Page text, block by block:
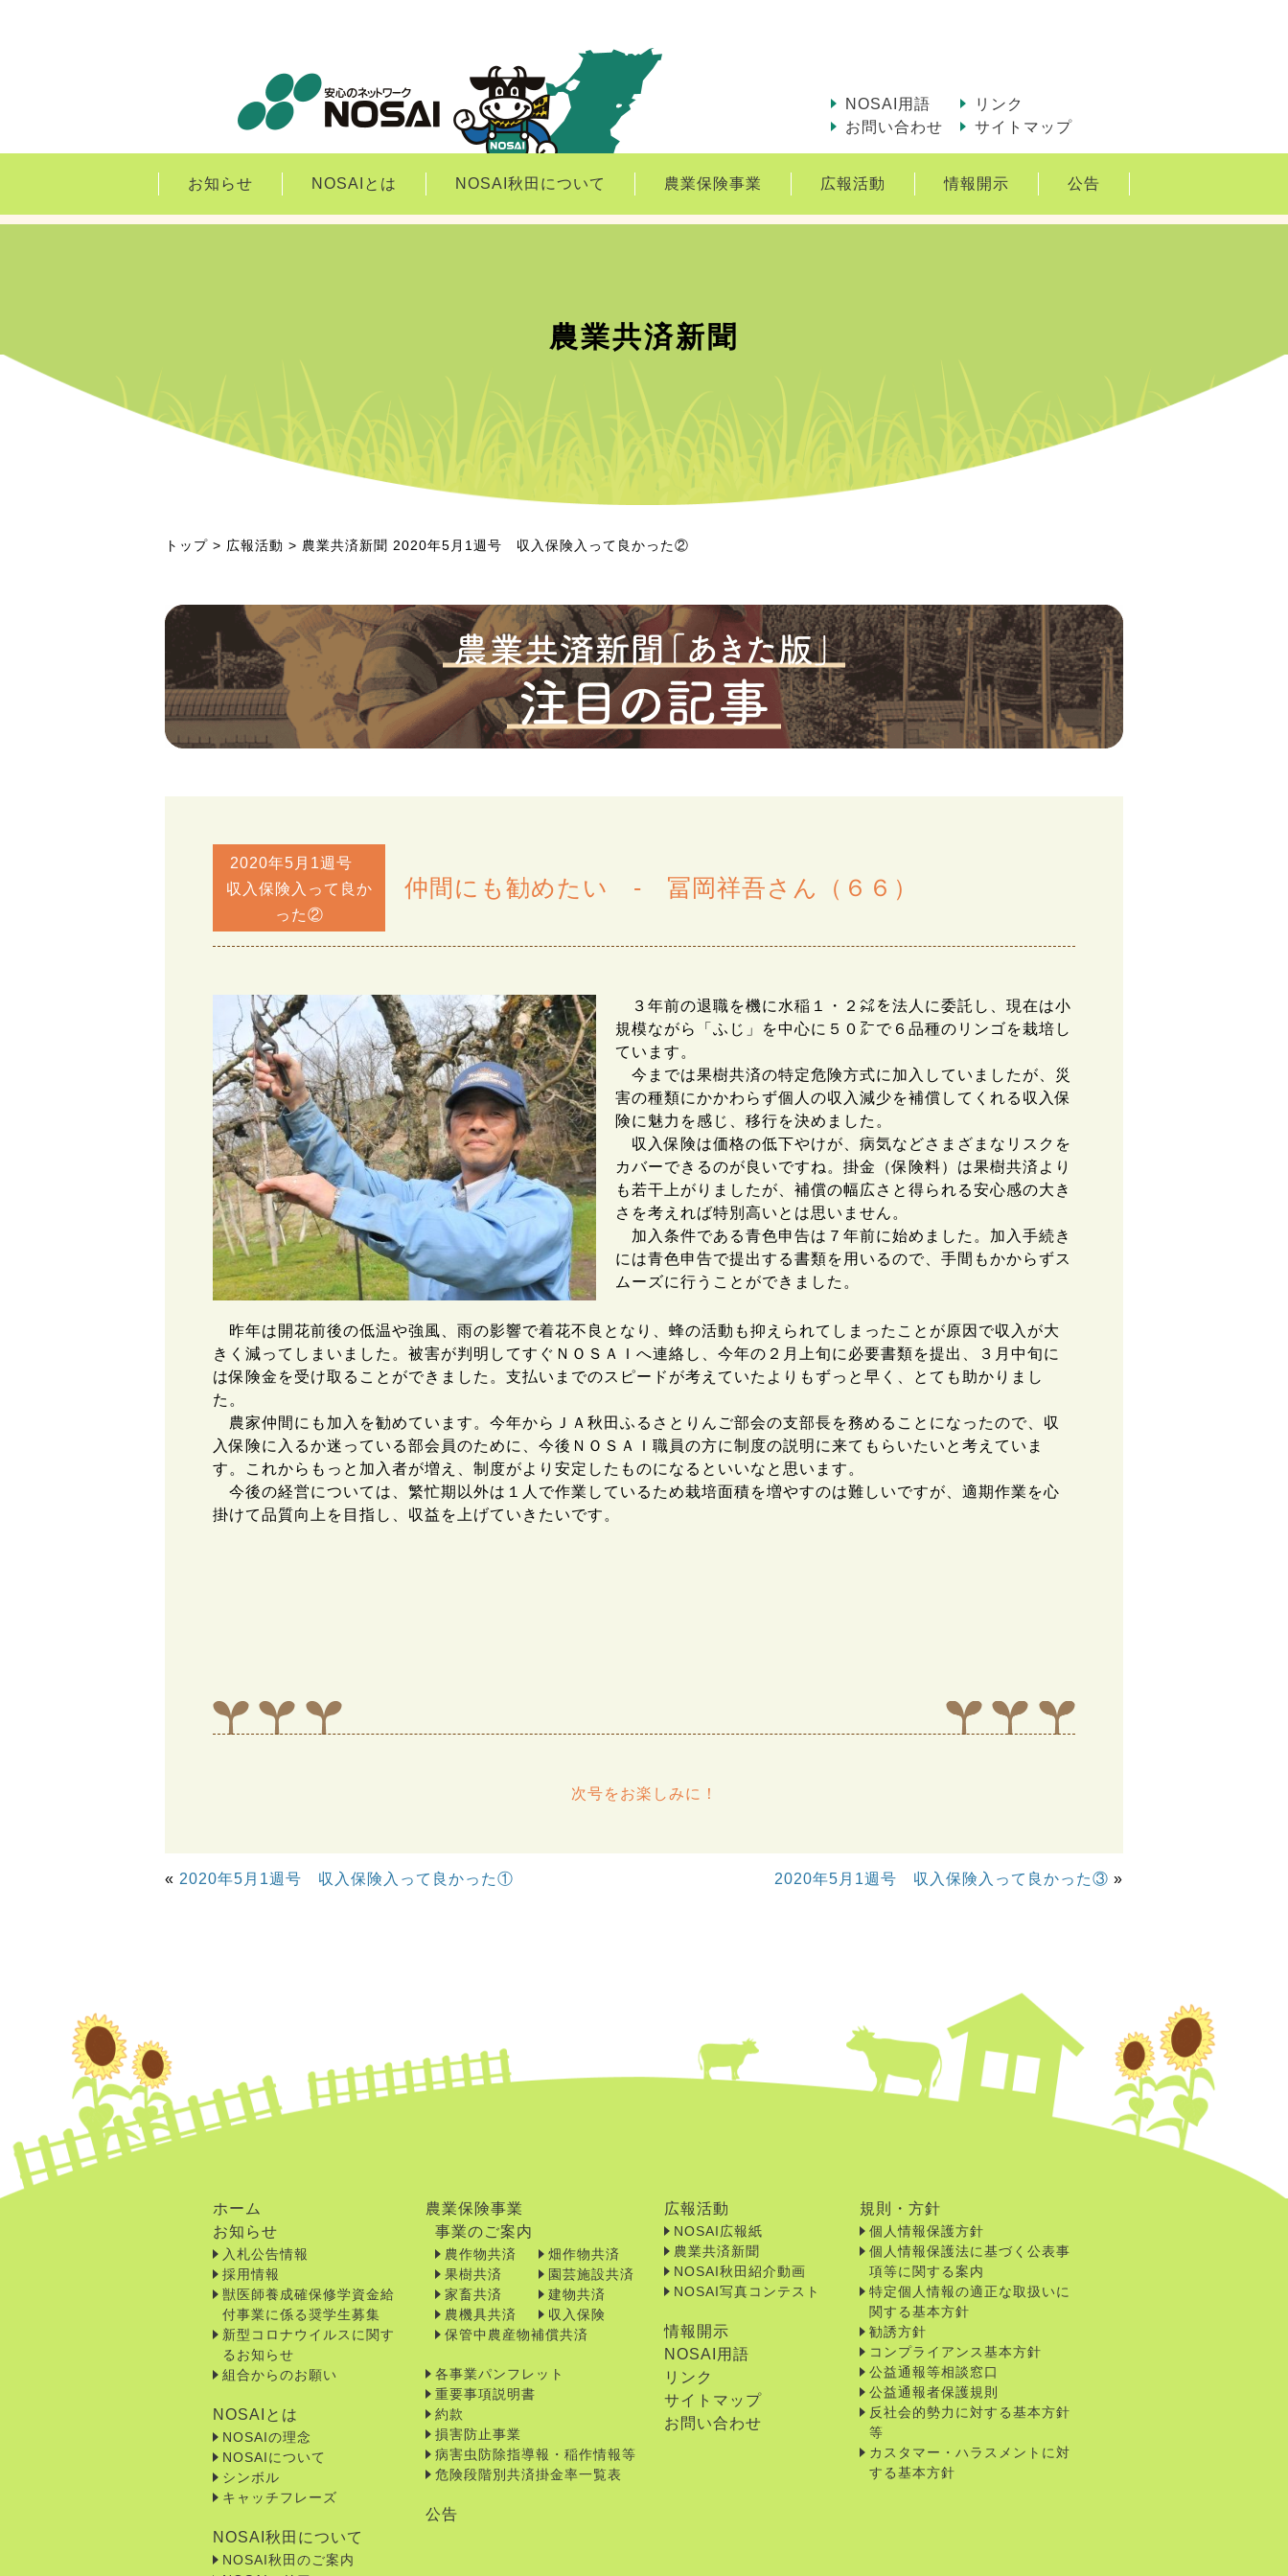
NOSAI用語
リンク
お問い合わせ
サイトマップ
お知らせ NOSAIとは NOSAI秋田について 農業保険事業 広報活動 情報開示 公告
農業共済新聞
トップ > 広報活動 > 農業共済新聞 2020年5月1週号 収入保険入って良かった②
2020年5月1週号
収入保険入って良か
った②
仲間にも勧めたい - 冨岡祥吾さん（６６）
３年前の退職を機に水稲１・２㌶を法人に委託し、現在は小
規模ながら「ふじ」を中心に５０㌃で６品種のリンゴを栽培し
ています。
今までは果樹共済の特定危険方式に加入していましたが、災
害の種類にかかわらず個人の収入減少を補償してくれる収入保
険に魅力を感じ、移行を決めました。
収入保険は価格の低下やけが、病気などさまざまなリスクを
カバーできるのが良いですね。掛金（保険料）は果樹共済より
も若干上がりましたが、補償の幅広さと得られる安心感の大き
さを考えれば特別高いとは思いません。
加入条件である青色申告は７年前に始めました。加入手続き
には青色申告で提出する書類を用いるので、手間もかからずス
ムーズに行うことができました。
昨年は開花前後の低温や強風、雨の影響で着花不良となり、蜂の活動も抑えられてしまったことが原因で収入が大
きく減ってしまいました。被害が判明してすぐＮＯＳＡＩへ連絡し、今年の２月上旬に必要書類を提出、３月中旬に
は保険金を受け取ることができました。支払いまでのスピードが考えていたよりもずっと早く、とても助かりまし
た。
農家仲間にも加入を勧めています。今年からＪＡ秋田ふるさとりんご部会の支部長を務めることになったので、収
入保険に入るか迷っている部会員のために、今後ＮＯＳＡＩ職員の方に制度の説明に来てもらいたいと考えていま
す。これからもっと加入者が増え、制度がより安定したものになるといいなと思います。
今後の経営については、繁忙期以外は１人で作業しているため栽培面積を増やすのは難しいですが、適期作業を心
掛けて品質向上を目指し、収益を上げていきたいです。
次号をお楽しみに！
« 2020年5月1週号 収入保険入って良かった① 2020年5月1週号 収入保険入って良かった③ »
ホーム
お知らせ
入札公告情報
採用情報
獣医師養成確保修学資金給
付事業に係る奨学生募集
新型コロナウイルスに関す
るお知らせ
組合からのお願い
NOSAIとは
NOSAIの理念
NOSAIについて
シンボル
キャッチフレーズ
NOSAI秋田について
NOSAI秋田のご案内
農業保険事業
事業のご案内
農作物共済
畑作物共済
果樹共済
園芸施設共済
家畜共済
建物共済
農機具共済
収入保険
保管中農産物補償共済
各事業パンフレット
重要事項説明書
約款
損害防止事業
病害虫防除指導報・稲作情報等
危険段階別共済掛金率一覧表
公告
広報活動
NOSAI広報紙
農業共済新聞
NOSAI秋田紹介動画
NOSAI写真コンテスト
情報開示
NOSAI用語
リンク
サイトマップ
お問い合わせ
規則・方針
個人情報保護方針
個人情報保護法に基づく公表事
項等に関する案内
特定個人情報の適正な取扱いに
関する基本方針
勧誘方針
コンプライアンス基本方針
公益通報等相談窓口
公益通報者保護規則
反社会的勢力に対する基本方針
等
カスタマー・ハラスメントに対
する基本方針